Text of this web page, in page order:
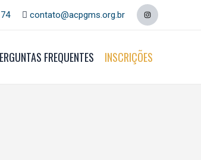
contato@acpgms.org.br
FREQUENTES INSCRIÇÕES